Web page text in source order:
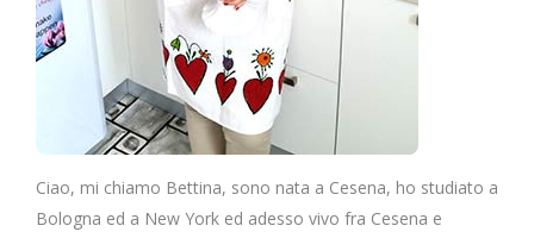
Ciao, mi chiamo Bettina, sono nata a Cesena, ho studiato a
Bologna ed a New York ed adesso vivo fra Cesena e